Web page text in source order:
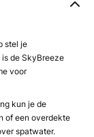
stel je
de SkyBreeze
voor
kun je de
of een overdekte
spatwater.